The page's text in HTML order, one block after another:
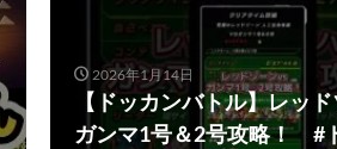
2026年1月14日
【ドッカンバトル】レッ
ガンマ1号＆2号攻略！ #